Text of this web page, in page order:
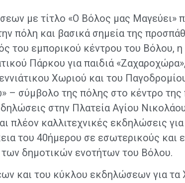
με τίτλο «Ο Βόλος μας Μαγεύει»
πόλη και βασικά σημεία της
του εμπορικού κέντρου του Βόλου, η
Πάρκου για παιδιά
Χωριού και του
– σύμβολο της πόλης στο κέντρο της
στην Πλατεία Αγίου
πλέον καλλιτεχνικές εκδηλώσεις
του 40ήμερου σε εσωτερικούς και
δημοτικών ενοτήτων του Βόλου.
και του κύκλου εκδηλώσεων για τα